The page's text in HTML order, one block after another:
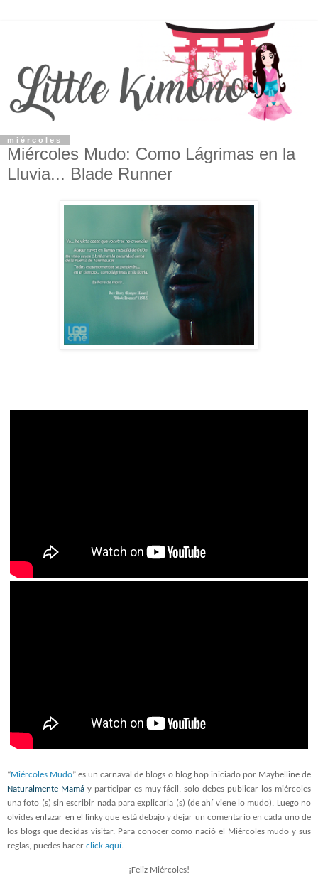
miércoles
Miércoles Mudo: Como Lágrimas en la
Lluvia... Blade Runner
“Miércoles Mudo” es un carnaval de blogs o blog hop iniciado por Maybelline de
Naturalmente Mamáy participar es muy fácil, solo debes publicar los miércoles
una foto (s) sin escribir nada para explicarla (s) (de ahí viene lo mudo). Luego no
olvides enlazar en el linky que está debajo y dejar un comentario en cada uno de
los blogs que decidas visitar. Para conocer como nació el Miércoles mudo y sus
reglas, puedes hacer click aquí.
¡Feliz Miércoles!